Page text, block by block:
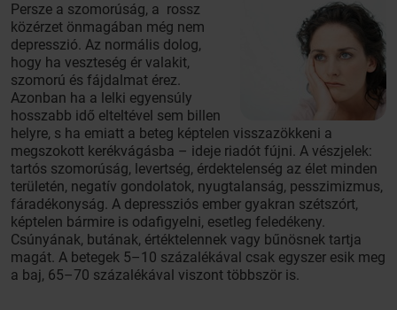
Persze a szomorúság, a rossz
közérzet önmagában még nem
depresszió. Az normális dolog,
hogy ha veszteség ér valakit,
szomorú és fájdalmat érez.
Azonban ha a lelki egyensúly
hosszabb idő elteltével sem billen
helyre, s ha emiatt a beteg képtelen visszazökkeni a
megszokott kerékvágásba – ideje riadót fújni. A vészjelek:
tartós szomorúság, levertség, érdektelenség az élet minden
területén, negatív gondolatok, nyugtalanság, pesszimizmus,
fáradékonyság. A depressziós ember gyakran szétszórt,
képtelen bármire is odafigyelni, esetleg feledékeny.
Csúnyának, butának, értéktelennek vagy bűnösnek tartja
magát. A betegek 5–10 százalékával csak egyszer esik meg
a baj, 65–70 százalékával viszont többször is.